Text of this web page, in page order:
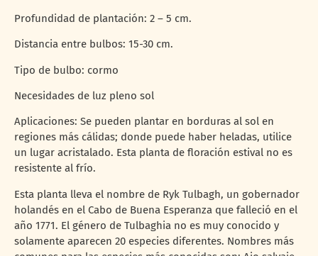
Profundidad de plantación: 2 – 5 cm.
Distancia entre bulbos: 15-30 cm.
Tipo de bulbo: cormo
Necesidades de luz pleno sol
Aplicaciones: Se pueden plantar en borduras al sol en
regiones más cálidas; donde puede haber heladas, utilice
un lugar acristalado. Esta planta de floración estival no es
resistente al frío.
Esta planta lleva el nombre de Ryk Tulbagh, un gobernador
holandés en el Cabo de Buena Esperanza que falleció en el
año 1771. El género de Tulbaghia no es muy conocido y
solamente aparecen 20 especies diferentes. Nombres más